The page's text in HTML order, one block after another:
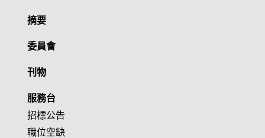
摘要
委員會
刊物
服務台
招標公告
職位空缺